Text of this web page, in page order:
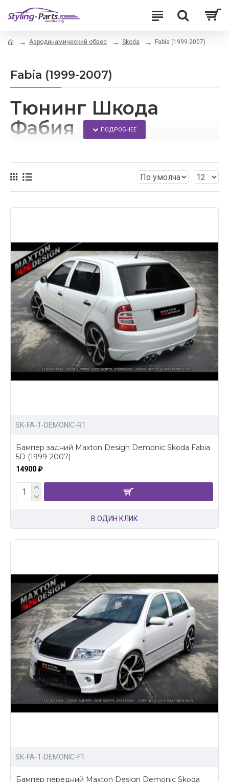
Аэродинамический обвес Skoda Fabia (1999-2007)
Fabia (1999-2007)
Тюнинг Шкода
Фабия
В этом интернет-магазине Вы сможете подобрать
богатый ассортимент обвесов и других
аксессуаров для тюнинга Skoda Fabia;
доставка по России.
Купить обвесы для тюнинга Шкода Фабия можно
написав нам, либо отправив заявку прямо на сайте
через личный кабинет.
SK-FA-1-DEMONIC-R1
Бампер задний Maxton Design Demonic Skoda Fabia
5D (1999-2007)
14900 ₽
В ОДИН КЛИК
SK-FA-1-DEMONIC-F1
Бампер передний Maxton Design Demonic Skoda